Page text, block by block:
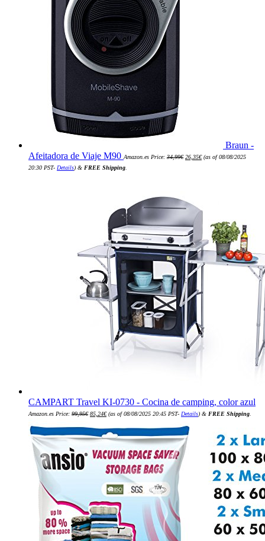
Braun -
Afeitadora de Viaje M90 Amazon.es Price: 34,99€ precio
26,35€precio
(as of 08/08/2025
20:30 PST- Details) & FREE Shipping
CAMPART Travel KI-0730 - Cocina de camping, color azul
Amazon.es Price: 99,95€ precio
era:
99,95€.
85,24€precio
es:
85,24€.
(as of 08/08/2025 20:45 PST- Details) & FREE Shipping